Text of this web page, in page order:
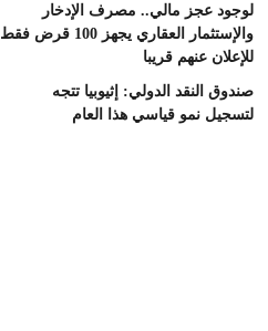
لوجود عجز مالي.. مصرف الإدخار
والإستثمار العقاري يجهز 100 قرض فقط
للإعلان عنهم قريبا
صندوق النقد الدولي: إثيوبيا تتجه
لتسجيل نمو قياسي هذا العام